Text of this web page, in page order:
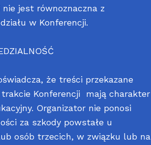
jest równoznaczna z
w Konferencji.
że treści przekazane
trakcie Konferencji mają charakter
Organizator nie ponosi
za szkody powstałe u
osób trzecich, w związku lub na